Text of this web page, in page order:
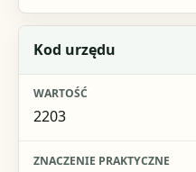
Kod urzędu
2203